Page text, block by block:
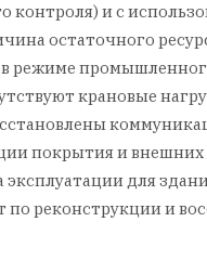
и с
остаточного
режиме
крановые
покрытия и
для
реконструкции и